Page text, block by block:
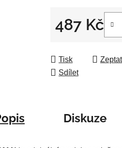
487 Kč
Tisk
Sdílet
Diskuze